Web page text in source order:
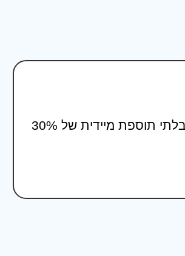
ברוך ליווה אותי לבקשת העלאת שכר מול המעסיק וקיבלתי תוספת מיידית של 30%